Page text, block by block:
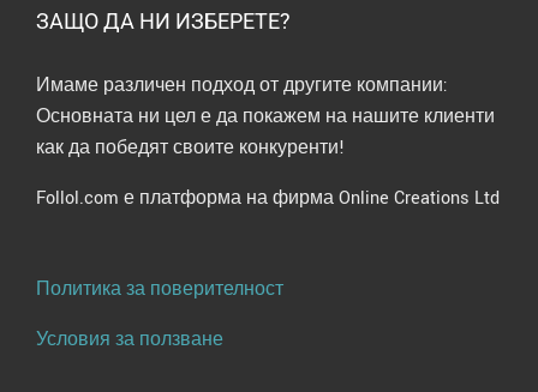
ЗАЩО ДА НИ ИЗБЕРЕТЕ?
Имаме различен подход от другите компании:
Основната ни цел е да покажем на нашите клиенти
как да победят своите конкуренти!
Follol.com е платформа на фирма Online Creations Ltd
Политика за поверителност
Условия за ползване